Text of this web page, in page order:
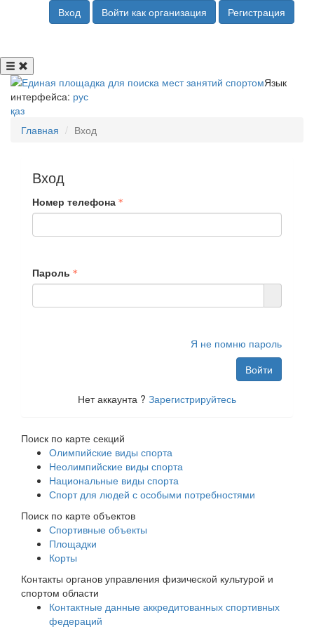
Вход Войти как организация Регистрация
Язык
интерфейса: рус
қаз
Главная
Вход
Вход
Номер телефона
Пароль
Я не помню пароль
Войти
Нет аккаунта ? Зарегистрируйтесь
Поиск по карте секций
Олимпийские виды спорта
Неолимпийские виды спорта
Национальные виды спорта
Спорт для людей с особыми потребностями
Поиск по карте объектов
Спортивные объекты
Площадки
Корты
Контакты органов управления физической культурой и
спортом области
Контактные данные аккредитованных спортивных
федераций